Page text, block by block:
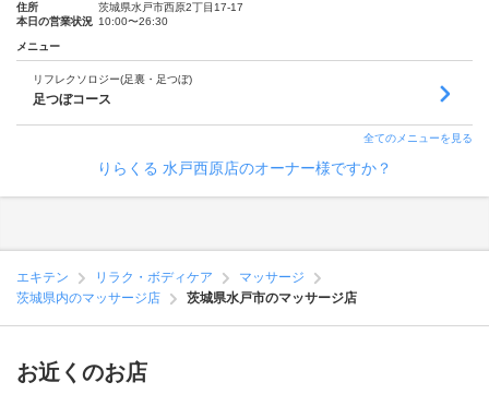
住所
茨城県水戸市西原2丁目17-17
本日の営業状況 10:00〜26:30
メニュー
リフレクソロジー(足裏・足つぼ)
足つぼコース
全てのメニューを見る
りらくる 水戸西原店のオーナー様ですか？
エキテン リラク・ボディケア
マッサージ
茨城県内のマッサージ店
茨城県水戸市のマッサージ店
お近くのお店